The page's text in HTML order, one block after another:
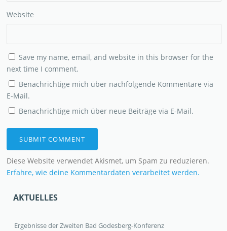
Website
Save my name, email, and website in this browser for the
next time I comment.
Benachrichtige mich über nachfolgende Kommentare via
E-Mail.
Benachrichtige mich über neue Beiträge via E-Mail.
Diese Website verwendet Akismet, um Spam zu reduzieren.
Erfahre, wie deine Kommentardaten verarbeitet werden.
AKTUELLES
Ergebnisse der Zweiten Bad Godesberg-Konferenz